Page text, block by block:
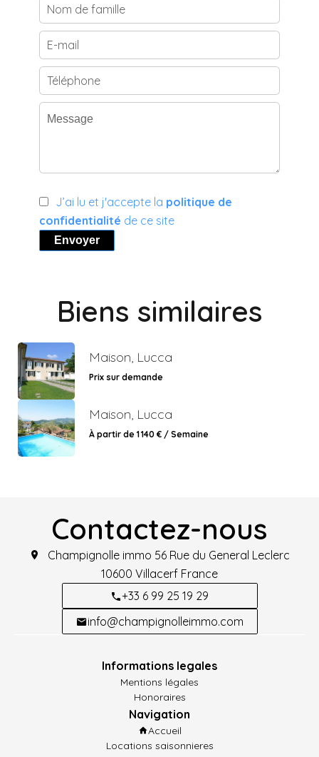
J’ai lu et j'accepte la politique de
confidentialité de ce site
Envoyer
Biens similaires
Maison, Lucca
Prix sur demande
Maison, Lucca
À partir de 1 140 € / Semaine
Contactez-nous
Champignolle immo 56 Rue du General Leclerc
10600 Villacerf France
+33 6 99 25 19 29
info@champignolleimmo.com
Informations legales
Mentions légales
Honoraires
Navigation
Accueil
Locations saisonnieres